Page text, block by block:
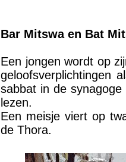
Bar Mitswa en Bat
Een jongen wordt op
geloofsverplichtingen
sabbat in de
lezen.
Een meisje viert op
de Thora.